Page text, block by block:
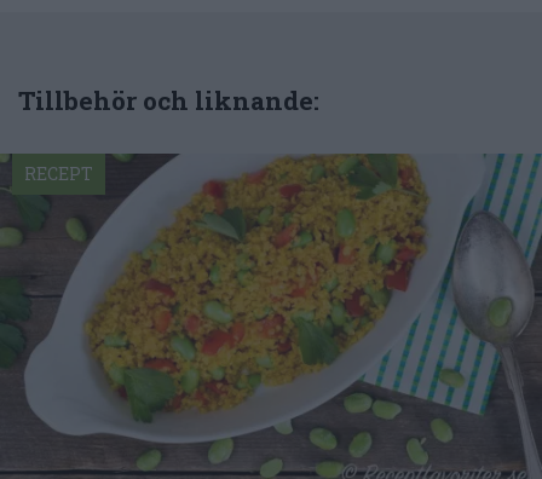
Tillbehör och liknande:
RECEPT